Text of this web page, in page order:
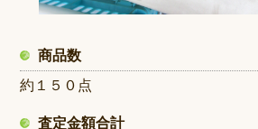
商品数
約１５０点
査定金額合計